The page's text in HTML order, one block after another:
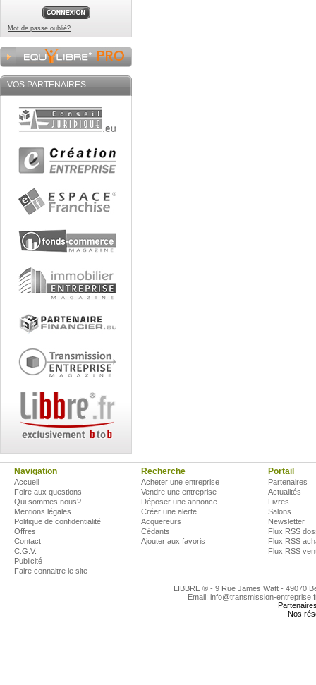
Mot de passe oublié?
VOS PARTENAIRES
Navigation
Accueil
Foire aux questions
Qui sommes nous?
Mentions légales
Politique de confidentialité
Offres
Contact
C.G.V.
Publicité
Faire connaitre le site
Recherche
Acheter une entreprise
Vendre une entreprise
Déposer une annonce
Créer une alerte
Acquereurs
Cédants
Ajouter aux favoris
Portail
Partenaires
Actualités
Livres
Salons
Newsletter
Flux RSS
Flux RSS
Flux RSS
LIBBRE ® - 9 Rue James Watt - 49070
Email: info@transmission-
Nos